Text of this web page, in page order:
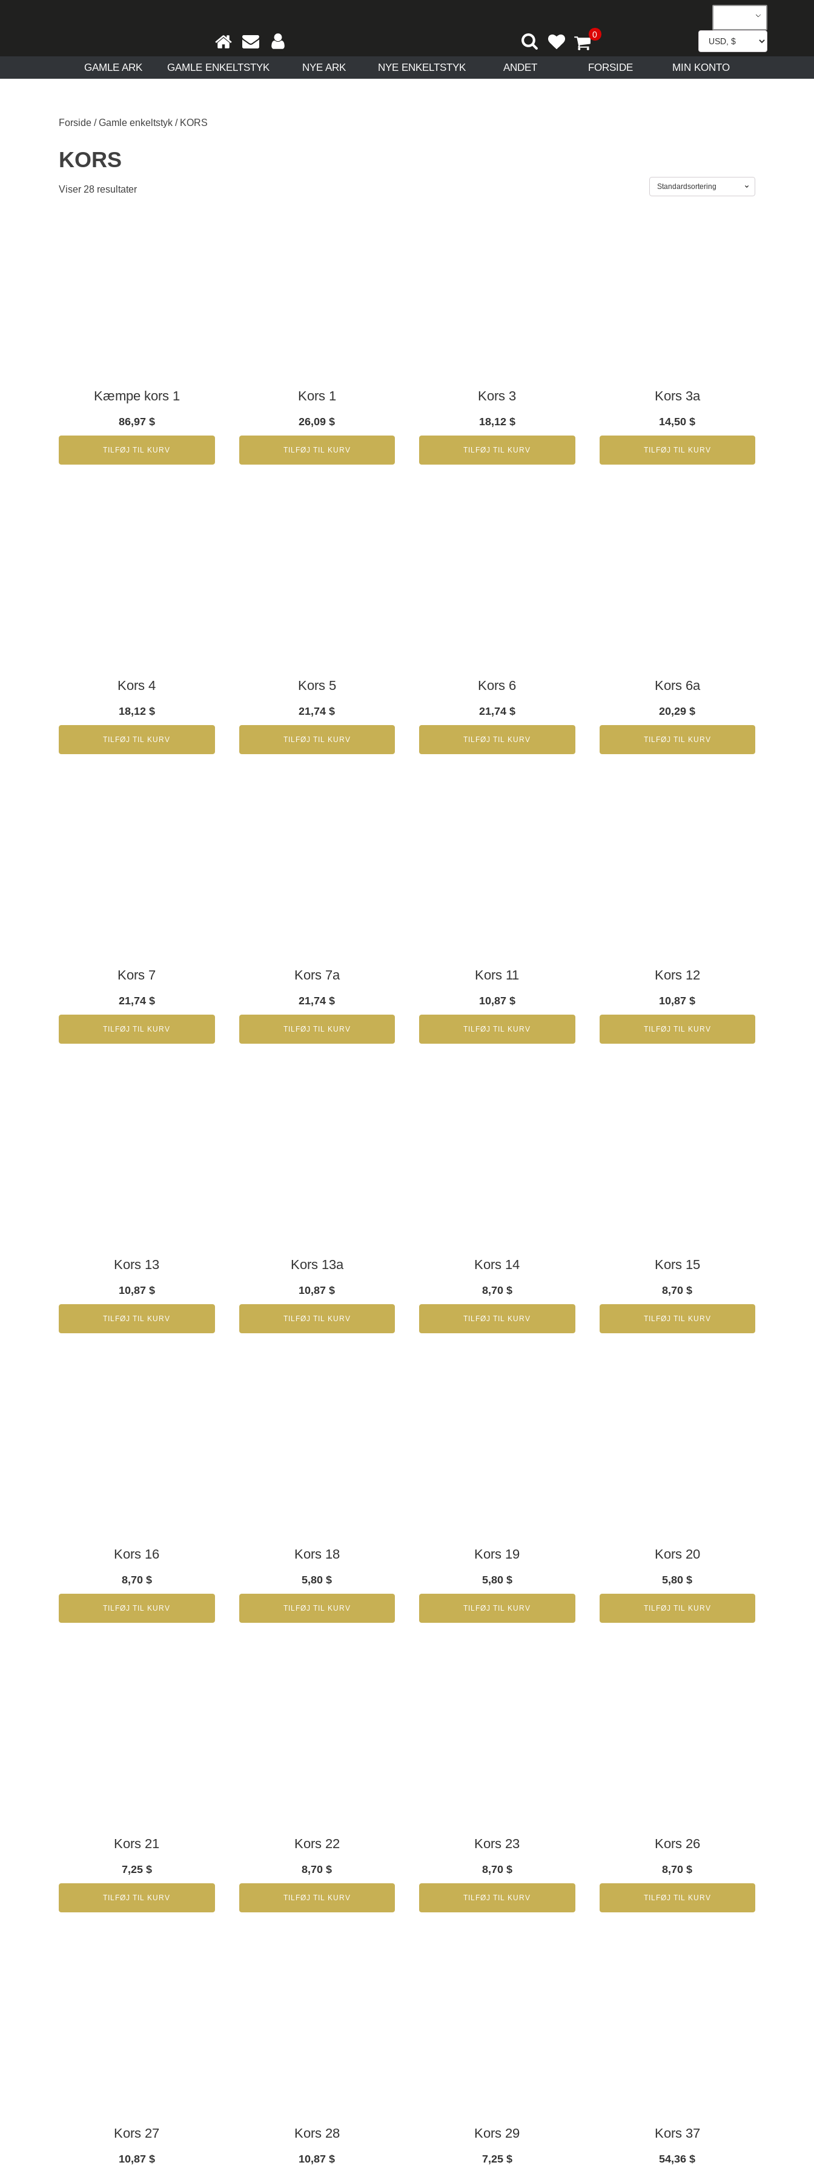
GAMLE ARK GAMLE ENKELTSTYK NYE ARK NYE ENKELTSTYK ANDET FORSIDE MIN KONTO
Forside /Gamle enkeltstyk / KORS
KORS
Viser 28 resultater
Kæmpe kors 1
86,97 $
TILFØJ TIL KURV
Kors 1
26,09$
TILFØJ TIL KURV
Kors 3
18,12 $
TILFØJ TIL KURV
Kors 3a
14,50$
TILFØJ TIL KURV
Kors 4
18,12 $
TILFØJ TIL KURV
Kors 5
21,74$
TILFØJ TIL KURV
Kors 6
21,74 $
TILFØJ TIL KURV
Kors 6a
20,29$
TILFØJ TIL KURV
Kors 7
21,74 $
TILFØJ TIL KURV
Kors 7a
21,74$
TILFØJ TIL KURV
Kors 11
10,87 $
TILFØJ TIL KURV
Kors 12
10,87$
TILFØJ TIL KURV
Kors 13
10,87 $
TILFØJ TIL KURV
Kors 13a
10,87$
TILFØJ TIL KURV
Kors 14
8,70 $
TILFØJ TIL KURV
Kors 15
8,70$
TILFØJ TIL KURV
Kors 16
8,70 $
TILFØJ TIL KURV
Kors 18
5,80$
TILFØJ TIL KURV
Kors 19
5,80 $
TILFØJ TIL KURV
Kors 20
5,80$
TILFØJ TIL KURV
Kors 21
7,25 $
TILFØJ TIL KURV
Kors 22
8,70$
TILFØJ TIL KURV
Kors 23
8,70 $
TILFØJ TIL KURV
Kors 26
8,70$
TILFØJ TIL KURV
Kors 27
10,87 $
Kors 28
10,87$
Kors 29
7,25 $
Kors 37
54,36$